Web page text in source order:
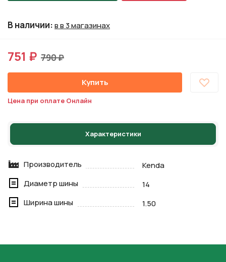
В наличии:в в 3 магазинах
751 ₽ 790 ₽
Купить
Цена при оплате Онлайн
Характеристики
Производитель
Kenda
Диаметр шины
14
Ширина шины
1.50